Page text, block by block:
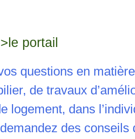
portail
questions en
de travaux
logement, dans
des conseils